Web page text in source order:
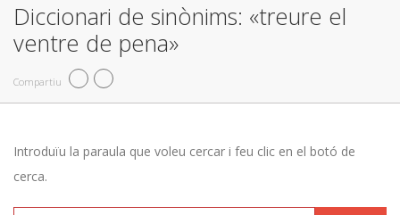
Diccionari de sinònims: «treure el
ventre de pena»
Compartiu
Introduïu la paraula que voleu cercar i feu clic en el botó de
cerca.